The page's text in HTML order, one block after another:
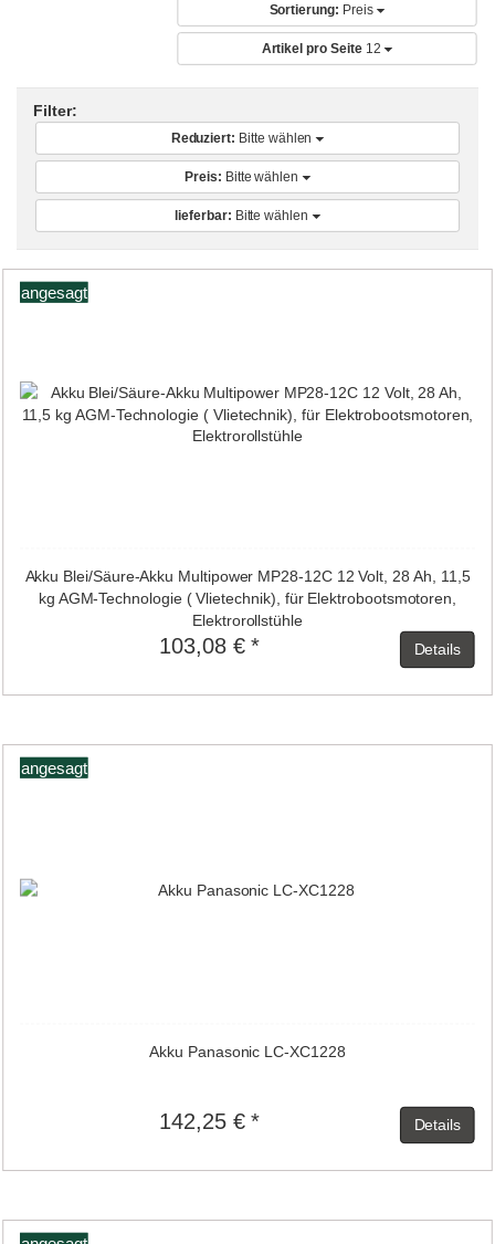
Sortierung: Preis
Artikel pro Seite 12
Filter:
Reduziert: Bitte wählen
Preis: Bitte wählen
lieferbar: Bitte wählen
angesagt
Akku Blei/Säure-Akku Multipower MP28-12C 12 Volt, 28 Ah, 11,5
kg AGM-Technologie ( Vlietechnik), für Elektrobootsmotoren,
Elektrorollstühle
103,08 € * Details
angesagt
Akku Panasonic LC-XC1228
142,25 € * Details